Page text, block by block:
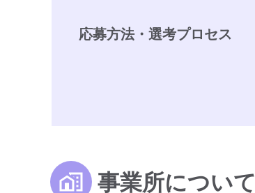
応募方法・選考プロセス
事業所について